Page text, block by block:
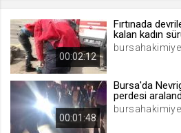
[hash]
.web.tv
00:02:12
Fırtınada
kalan kadın
00:01:48
Bursa'da
perdesi